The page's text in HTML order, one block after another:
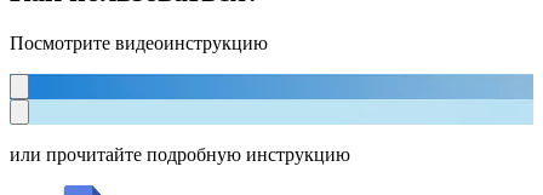
Посмотрите видеоинструкцию
или прочитайте подробную инструкцию